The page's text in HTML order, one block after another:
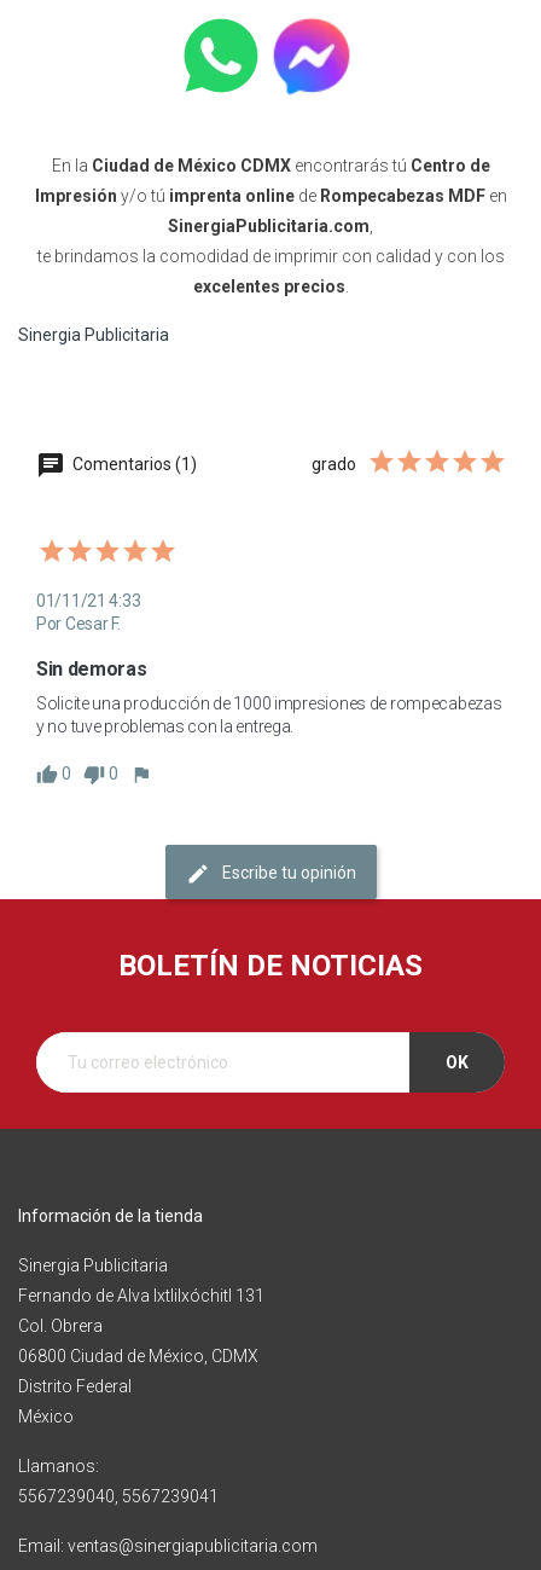
En la Ciudad de México CDMXencontrarás tú Centro de
Impresión y/o tú imprenta onlinede Rompecabezas MDFen
SinergiaPublicitaria.com
te brindamos la comodidad de imprimir con calidad y con los
excelentes precios
Sinergia Publicitaria
Comentarios (1) grado
01/11/21 4:33
Por Cesar F.
Sin demoras
Solicite una producción de 1000 impresiones de rompecabezas
y no tuve problemas con la entrega.
0 0
Escribe tu opinión
BOLETÍN DE NOTICIAS
Información de la tienda
Sinergia Publicitaria
Fernando de Alva Ixtlilxóchitl 131
Col. Obrera
06800 Ciudad de México, CDMX
Distrito Federal
México
Llamanos:
5567239040, 5567239041
Email: ventas@sinergiapublicitaria.com